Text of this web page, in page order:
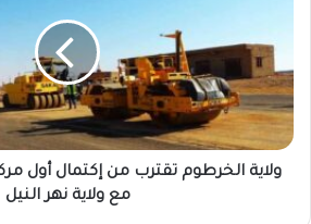
إكتمال
أول
مركز
حضري
عند
حدودها
ولاية الخرطوم تقترب من إكتمال أول
مع ولاية نهر النيل